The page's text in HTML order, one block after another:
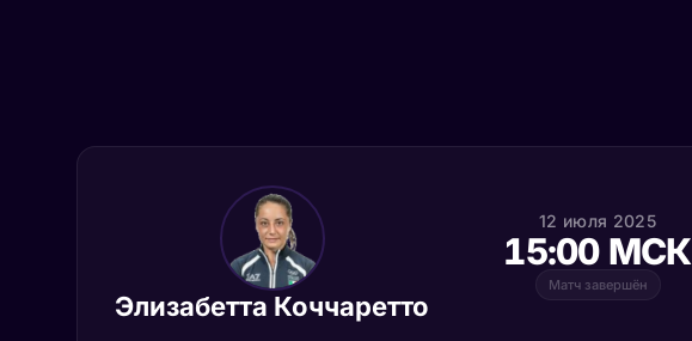
Элизабетта Коччаретто
12 июля 2025
15:00 МСК
Матч завершён